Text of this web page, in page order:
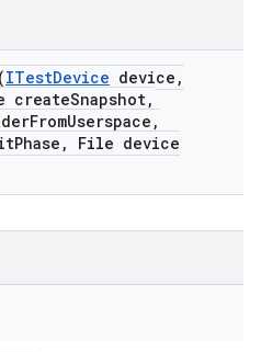
(ITestDevice device ,
createSnapshot,
FromUserspace ,
Phase ,
File device